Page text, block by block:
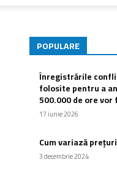
POPULARE
Înregistrările
folosite pentru a
500.000 de ore
17 iunie 2026
Cum variază
3 decembrie 2024